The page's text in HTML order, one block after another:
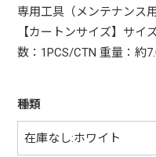
専用工具（メンテナンス用
【カートンサイズ】サ
数：1PCS/CTN 重量：約
種類